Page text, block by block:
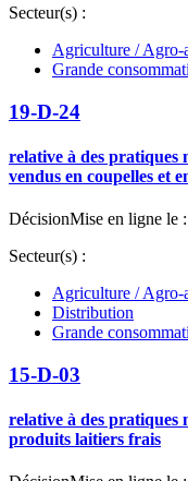
Secteur(s) :
Agriculture / Agro-
Grande
19-D-24
relative à des pratiques
vendus en coupelles et
DécisionMise en ligne le
Secteur(s) :
Agriculture / Agro-
Distribution
Grande
15-D-03
relative à des pratiques
produits laitiers frais